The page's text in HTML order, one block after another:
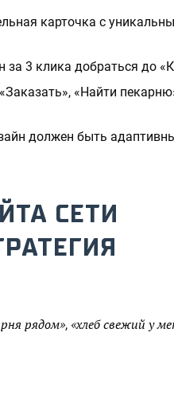
карточка с
3 клика добраться до
«Найти
должен быть
СЕТИ
рядом», «хлеб свежий у